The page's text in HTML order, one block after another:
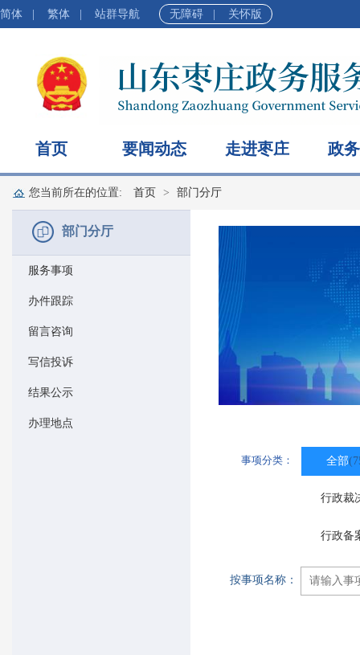
简体 繁体 站群导航 无障碍 关怀版
首页 要闻动态 走进枣庄 政
您当前所在的位置: 首页 部门分厅
部门分厅
服务事项
办件跟踪
留言咨询
写信投诉
结果公示
办理地点
事项分类： 全部
行政裁
行政备
按事项名称：